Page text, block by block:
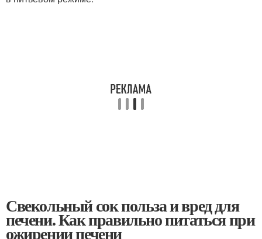
Свекольный сок польза и вред для
печени. Как правильно питаться при
ожирении печени